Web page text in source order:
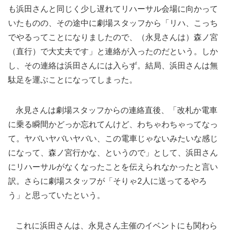
も浜田さんと同じく少し遅れてリハーサル会場に向かって
いたものの、その途中に劇場スタッフから「リハ、こっち
でやるってことになりましたので、（永見さんは）森ノ宮
（直行）で大丈夫です」と連絡が入ったのだという。しか
し、その連絡は浜田さんには入らず。結局、浜田さんは無
駄足を運ぶことになってしまった。
永見さんは劇場スタッフからの連絡直後、「改札か電車
に乗る瞬間かどっか忘れてんけど、わちゃわちゃってなっ
て。ヤバいヤバいヤバい、この電車じゃないみたいな感じ
になって、森ノ宮行かな、というので」として、浜田さん
にリハーサルがなくなったことを伝えられなかったと言い
訳。さらに劇場スタッフが「そりゃ2人に送ってるやろ
う」と思っていたという。
これに浜田さんは、永見さん主催のイベントにも関わら